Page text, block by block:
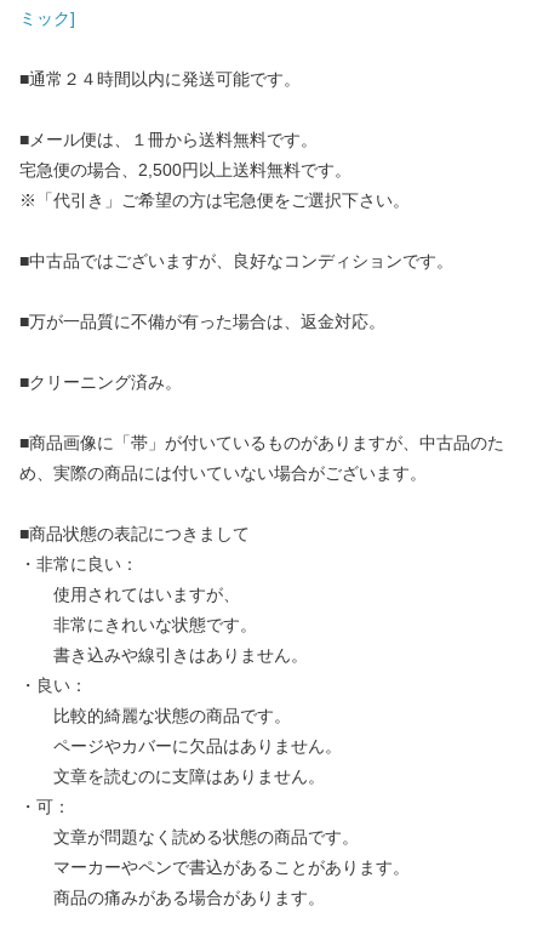
ミック]
■通常２４時間以内に発送可能です。
■メール便は、１冊から送料無料です。
宅急便の場合、2,500円以上送料無料です。
※「代引き」ご希望の方は宅急便をご選択下さい。
■中古品ではございますが、良好なコンディションです。
■万が一品質に不備が有った場合は、返金対応。
■クリーニング済み。
■商品画像に「帯」が付いているものがありますが、中古品のた
め、実際の商品には付いていない場合がございます。
■商品状態の表記につきまして
・非常に良い：
使用されてはいますが、
非常にきれいな状態です。
書き込みや線引きはありません。
・良い：
比較的綺麗な状態の商品です。
ページやカバーに欠品はありません。
文章を読むのに支障はありません。
・可：
文章が問題なく読める状態の商品です。
マーカーやペンで書込があることがあります。
商品の痛みがある場合があります。